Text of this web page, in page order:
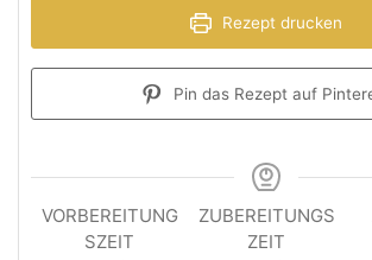
Rezept drucken
Pin das Rezept auf
VORBEREITUNG
SZEIT
ZUBEREITUNGS
ZEIT